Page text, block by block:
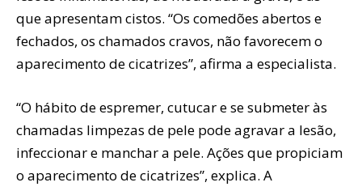
que apresentam cistos. “Os comedões abertos e
fechados, os chamados cravos, não favorecem o
aparecimento de cicatrizes”, afirma a especialista.
“O hábito de espremer, cutucar e se submeter às
chamadas limpezas de pele pode agravar a lesão,
infeccionar e manchar a pele. Ações que propiciam
o aparecimento de cicatrizes”, explica. A